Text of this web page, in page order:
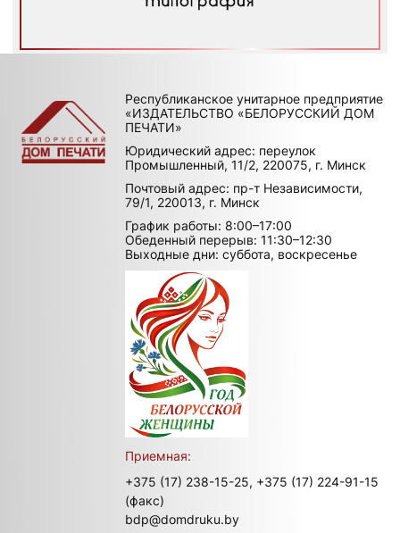
Республиканское унитарное предприятие
«ИЗДАТЕЛЬСТВО «БЕЛОРУССКИЙ ДОМ
ПЕЧАТИ»
Юридический адрес: переулок
Промышленный, 11/2, 220075, г. Минск
Почтовый адрес: пр-т Независимости,
79/1, 220013, г. Минск
График работы: 8:00–17:00
Обеденный перерыв: 11:30–12:30
Выходные дни: суббота, воскресенье
Приемная:
+375 (17) 238-15-25, +375 (17) 224-91-15
(факс)
bdp@domdruku.by